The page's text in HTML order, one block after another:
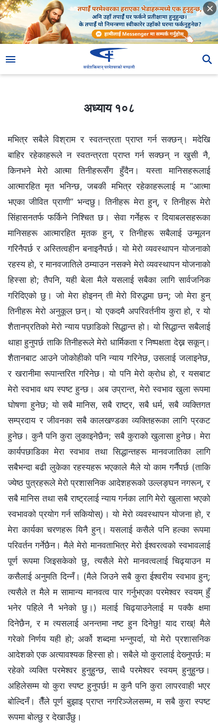
अध्याय १०८
मभित्र सबैले विश्राम र स्वतन्त्रता प्राप्त गर्न सक्छन्। मदेखि
बाहिर रहेकाहरूले न स्वतन्त्रता प्राप्त गर्न सक्छन् न खुसी नै,
किनभने मेरो आत्मा तिनीहरूसँग हुँदैन। यस्ता मानिसहरूलाई
आत्मारहित मृत भनिन्छ, जबकी मभित्र रहेकाहरूलाई म “आत्मा
भएका जीवित प्राणी” भन्दछु। तिनीहरू मेरा हुन्, र तिनीहरू मेरो
सिंहासनतर्फ फर्किने निश्चित छ। सेवा गर्नेहरू र दियाबलसहरूका
मानिसहरू आत्मारहित मृतक हुन्, र तिनीहरू सबैलाई उन्मूलन
गरिनैपर्छ र अस्तित्वहीन बनाइनैपर्छ। यो मेरो व्यवस्थापन योजनाको
रहस्य हो, र मानवजातिले ठम्याउन नसक्ने मेरो व्यवस्थापन योजनाको
हिस्‍सा हो; तैपनि, यही बेला मैले यसलाई सबैका लागि सार्वजनिक
गरिदिएको छु। जो मेरा होइनन् ती मेरो विरुद्धमा छन्; जो मेरा हुन्
तिनीहरू मेरो अनुकूल छन्। यो एकदमै अपरिवर्तनीय कुरा हो, र यो
शैतानप्रतिको मेरो न्याय पछाडिको सिद्धान्त हो। यो सिद्धान्त सबैलाई
थाहा हुनुपर्छ ताकि तिनीहरूले मेरो धार्मिकता र निष्पक्षता देख्न सकून्।
शैतानबाट आउने जोकोहीको पनि न्याय गरिनेछ, उसलाई जलाइनेछ,
र खरानीमा रूपान्तरित गरिनेछ। यो पनि मेरो क्रोध हो, र यसबाट
मेरो स्वभाव थप स्पष्ट हुन्छ। अब उप्रान्त, मेरो स्वभाव खुला रूपमा
घोषणा हुनेछ; यो सबै मानिस, सबै राष्ट्र, सबै धर्म, सबै व्यक्तिगत
सम्प्रदाय र जीवनका सबै कालखण्डका व्यक्तिहरूका लागि प्रकट
हुनेछ। कुनै पनि कुरा लुकाइनेछैन; सबै कुराको खुलासा हुनेछ। मेरा
कार्यपछाडिका मेरा स्वभाव तथा सिद्धान्तहरू मानवजातिका लागि
सबैभन्दा बढी लुकेका रहस्यहरू भएकाले मैले यो काम गर्नैपर्छ (ताकि
ज्येष्ठ पुत्रहरूले मेरो प्रशासनिक आदेशहरूको उल्लङ्घन नगरून्, र
सबै मानिस तथा सबै राष्ट्रलाई न्याय गर्नका लागि मेरो खुलासा भएको
स्वभावको प्रयोग गर्न सकियोस्)। यो मेरो व्यवस्थापन योजना हो, र
मेरा कार्यका चरणहरू यिनै हुन्। यसलाई कसैले पनि हल्‍का रूपमा
परिवर्तन गर्नेछैन। मैले मेरो मानवताभित्र मेरो ईश्‍वरत्वको स्वभावलाई
पूर्ण रूपमा जिइसकेको छु, त्यसैले मेरो मानवत्वलाई चिढ्याउन म
कसैलाई अनुमति दिन्नँ। (मैले जिउने सबै कुरा ईश्‍वरीय स्वभाव हुन्;
त्यसैले त मैले म सामान्य मानवत्व पार गर्नुभएका परमेश्‍वर स्‍वयम्‌ हुँ
भनेर पहिले नै भनेको छु।) मलाई चिढ्याउनेलाई म पक्कै क्षमा
दिनेछैन, र म त्यसलाई अनन्तमा नष्‍ट हुन दिनेछु! याद राख्! मैले
गरेको निर्णय यही हो; अर्को शब्दमा भन्नुपर्दा, यो मेरो प्रशासनिक
आदेशको एक अत्यावश्यक हिस्सा हो। सबैले यो कुरालाई देख्‍नुपर्छ: म
रहेको व्यक्ति परमेश्‍वर हुनुहुन्छ, साथै परमेश्‍वर स्वयम् हुनुहुन्छ।
अहिलेसम्म यो कुरा स्पष्‍ट हुनुपर्छ! म कुनै पनि कुरा लापरवाही भएर
बोल्दिनँ। तैँले पूर्ण बुझाइ प्राप्त नगरिञ्‍जेलसम्‍म, म सबै कुरा स्पष्‍ट
रूपमा बोल्छु र देखाउँछु।